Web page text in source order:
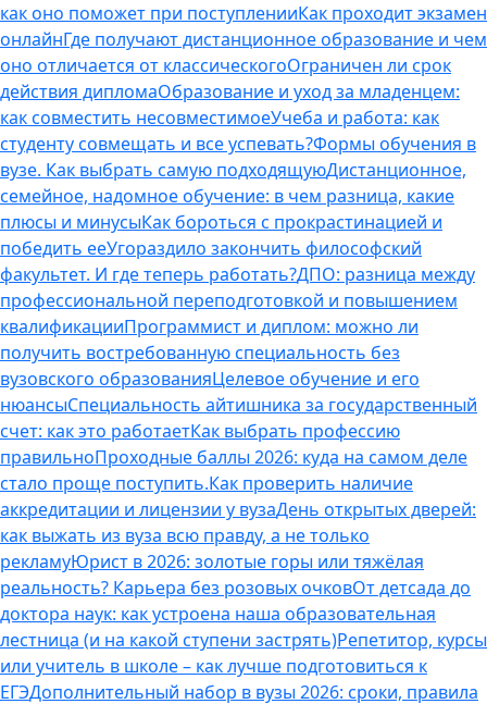
как оно поможет при поступленииКак проходит экзамен
онлайнГде получают дистанционное образование и чем
оно отличается от классическогоОграничен ли срок
действия дипломаОбразование и уход за младенцем:
как совместить несовместимоеУчеба и работа: как
студенту совмещать и все успевать?Формы обучения в
вузе. Как выбрать самую подходящуюДистанционное,
семейное, надомное обучение: в чем разница, какие
плюсы и минусыКак бороться с прокрастинацией и
победить ееУгораздило закончить философский
факультет. И где теперь работать?ДПО: разница между
профессиональной переподготовкой и повышением
квалификацииПрограммист и диплом: можно ли
получить востребованную специальность без
вузовского образованияЦелевое обучение и его
нюансыСпециальность айтишника за государственный
счет: как это работаетКак выбрать профессию
правильноПроходные баллы 2026: куда на самом деле
стало проще поступить.Как проверить наличие
аккредитации и лицензии у вузаДень открытых дверей:
как выжать из вуза всю правду, а не только
рекламуЮрист в 2026: золотые горы или тяжёлая
реальность? Карьера без розовых очковОт детсада до
доктора наук: как устроена наша образовательная
лестница (и на какой ступени застрять)Репетитор, курсы
или учитель в школе – как лучше подготовиться к
ЕГЭДополнительный набор в вузы 2026: сроки, правила